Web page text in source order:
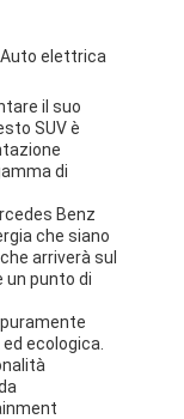
Auto elettrica
il suo
SUV è
di
Benz
che siano
arriverà sul
un punto di
ecologica.